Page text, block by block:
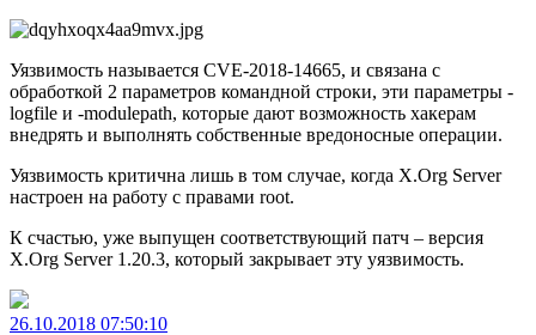
Уязвимость называется CVE-2018-14665, и связана с
обработкой 2 параметров командной строки, эти параметры -
logfile и -modulepath, которые дают возможность хакерам
внедрять и выполнять собственные вредоносные операции.
Уязвимость критична лишь в том случае, когда X.Org Server
настроен на работу с правами root.
К счастью, уже выпущен соответствующий патч – версия
X.Org Server 1.20.3, который закрывает эту уязвимость.
26.10.2018 07:50:10